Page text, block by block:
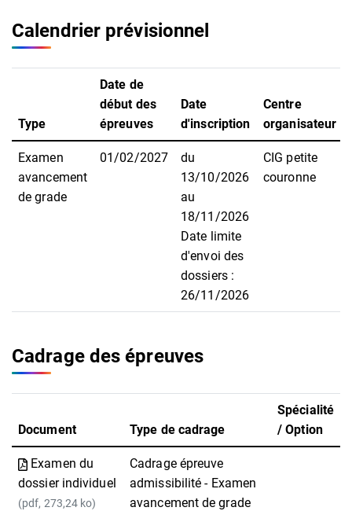
Calendrier prévisionnel
Type
Date de
début des
épreuves
Date
d'inscription
Centre
organisateur
Examen
avancement
de grade
01/02/2027
du
13/10/2026
au
18/11/2026
Date limite
d'envoi des
dossiers :
26/11/2026
CIG petite
couronne
Cadrage des épreuves
Document Type de cadrage
Spécialité
/ Option
Examen du
dossier individuel
(pdf, 273,24 ko)
Cadrage épreuve
admissibilité - Examen
avancement de grade